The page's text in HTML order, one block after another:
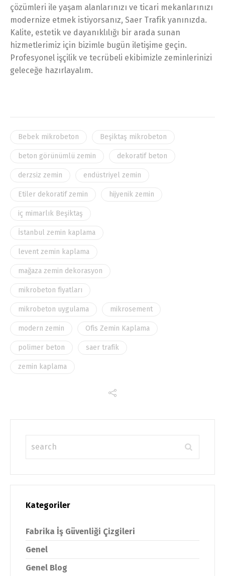
çözümleri ile yaşam alanlarınızı ve ticari mekanlarınızı
modernize etmek istiyorsanız, Saer Trafik yanınızda.
Kalite, estetik ve dayanıklılığı bir arada sunan
hizmetlerimiz için bizimle bugün iletişime geçin.
Profesyonel işçilik ve tecrübeli ekibimizle zeminlerinizi
geleceğe hazırlayalım.
Bebek mikrobeton Beşiktaş mikrobeton
beton görünümlü zemin dekoratif beton
derzsiz zemin endüstriyel zemin
Etiler dekoratif zemin hijyenik zemin
iç mimarlık Beşiktaş
İstanbul zemin kaplama
levent zemin kaplama
mağaza zemin dekorasyon
mikrobeton fiyatları
mikrobeton uygulama mikrosement
modern zemin Ofis Zemin Kaplama
polimer beton saer trafik
zemin kaplama
Kategoriler
Fabrika İş Güvenliği Çizgileri
Genel
Genel Blog